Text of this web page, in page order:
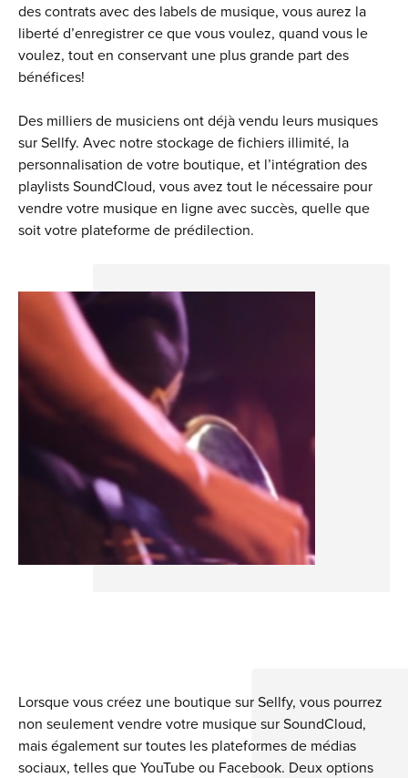
des contrats avec des labels de musique, vous aurez la
liberté d’enregistrer ce que vous voulez, quand vous le
voulez, tout en conservant une plus grande part des
bénéfices!
Des milliers de musiciens ont déjà vendu leurs musiques
sur Sellfy. Avec notre stockage de fichiers illimité, la
personnalisation de votre boutique, et l’intégration des
playlists SoundCloud, vous avez tout le nécessaire pour
vendre votre musique en ligne avec succès, quelle que
soit votre plateforme de prédilection.
Lorsque vous créez une boutique sur Sellfy, vous pourrez
non seulement vendre votre musique sur SoundCloud,
mais également sur toutes les plateformes de médias
sociaux, telles que YouTube ou Facebook. Deux options